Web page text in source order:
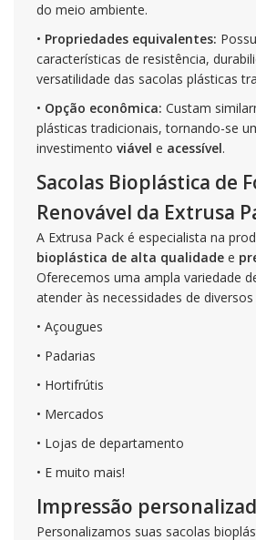
do meio ambiente.
• Propriedades equivalentes:
características de resistência,
versatilidade das sacolas plásticas
• Opção econômica: Custam
plásticas tradicionais, tornando-se
investimento viável e acessível.
Sacolas Bioplástica de
Renovável da Extrusa
A Extrusa Pack é especialista na
bioplástica de alta qualidade e
Oferecemos uma ampla variedade
atender às necessidades de
• Açougues
• Padarias
• Hortifrútis
• Mercados
• Lojas de departamento
• E muito mais!
Impressão
Personalizamos suas sacolas